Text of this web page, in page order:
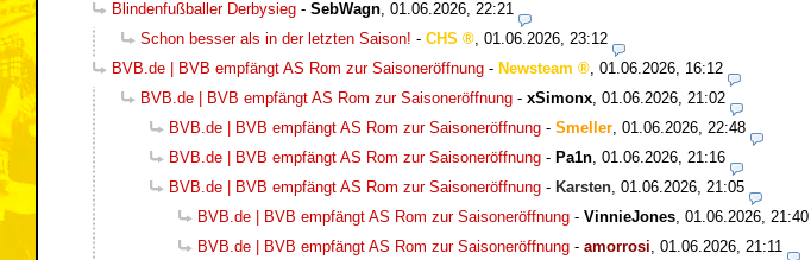
Blindenfußballer Derbysieg - SebWagn 01.06.2026, 22:21
Schon besser als in der letzten Saison! - CHS
01.06.2026, 23:12
BVB.de | BVB empfängt AS Rom zur Saisoneröffnung - Newsteam
01.06.2026, 16:12
BVB.de | BVB empfängt AS Rom zur Saisoneröffnung - xSimonx 01.06.2026, 21:02
BVB.de | BVB empfängt AS Rom zur Saisoneröffnung - Smeller 01.06.2026, 22:48
BVB.de | BVB empfängt AS Rom zur Saisoneröffnung - Pa1n 01.06.2026, 21:16
BVB.de | BVB empfängt AS Rom zur Saisoneröffnung - Karsten 01.06.2026, 21:05
BVB.de | BVB empfängt AS Rom zur Saisoneröffnung - VinnieJones 01.06.2026, 21:40
BVB.de | BVB empfängt AS Rom zur Saisoneröffnung - amorrosi 01.06.2026, 21:11